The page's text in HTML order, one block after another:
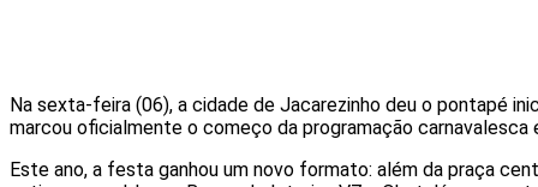
Na sexta-feira (06), a cidade de Jacarezinho deu o pontapé
marcou oficialmente o começo da programação
Este ano, a festa ganhou um novo formato: além da praça